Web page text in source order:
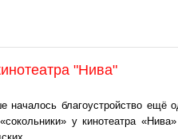
"Нива"
началось благоустройство ещё
у кинотеатра